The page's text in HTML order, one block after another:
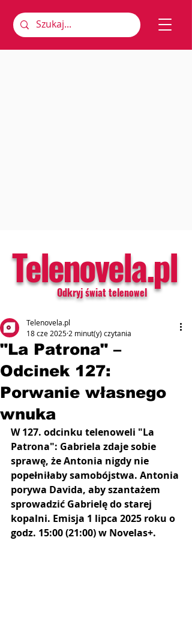
Telenovela.pl
Odkryj świat telenowel
"La Patrona" –
Odcinek 127:
Porwanie własnego
wnuka
Telenovela.pl
18 cze 2025 2 minut(y) czytania
W 127. odcinku telenoweli "La
Patrona": Gabriela zdaje sobie
sprawę, że Antonia nigdy nie
popełniłaby samobójstwa. Antonia
porywa Davida, aby szantażem
sprowadzić Gabrielę do starej
kopalni. Emisja 1 lipca 2025 roku o
godz. 15:00 (21:00) w Novelas+.